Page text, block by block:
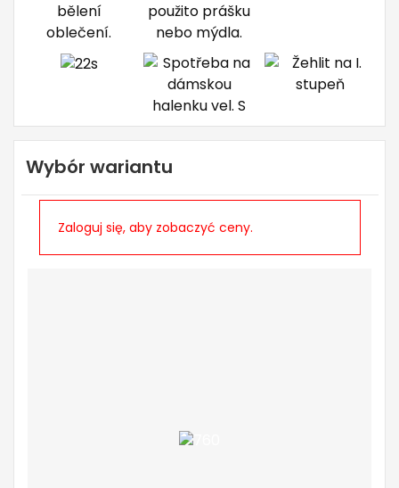
Wybór wariantu
Zaloguj się, aby zobaczyć ceny.